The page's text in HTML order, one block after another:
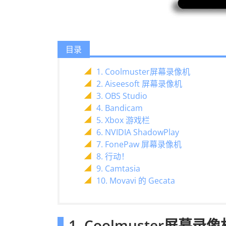
目录
1. Coolmuster屏幕录像机
2. Aiseesoft 屏幕录像机
3. OBS Studio
4. Bandicam
5. Xbox 游戏栏
6. NVIDIA ShadowPlay
7. FonePaw 屏幕录像机
8. 行动！
9. Camtasia
10. Movavi 的 Gecata